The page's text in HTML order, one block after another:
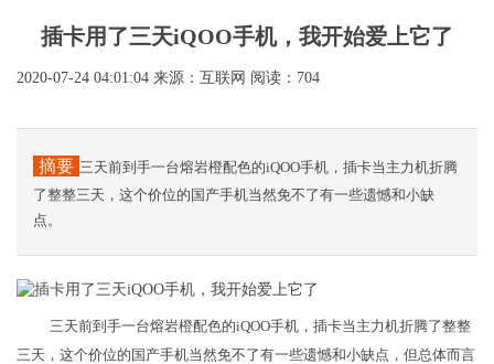
插卡用了三天iQOO手机，我开始爱上它了
2020-07-24 04:01:04 来源：互联网 阅读：704
摘要 三天前到手一台熔岩橙配色的iQOO手机，插卡当主力机折腾
了整整三天，这个价位的国产手机当然免不了有一些遗憾和小缺
点。
三天前到手一台熔岩橙配色的iQOO手机，插卡当主力机折腾了整整
三天，这个价位的国产手机当然免不了有一些遗憾和小缺点，但总体而言